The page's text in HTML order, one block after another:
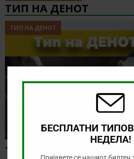
ТИП НА ДЕНОТ
ТИП НА ДЕНОТ
ТИП НА ДЕНОТ
БЕСПЛАТНИ
НЕДЕЛА!